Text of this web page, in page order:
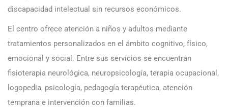
discapacidad intelectual sin recursos económicos.
El centro ofrece atención a niños y adultos mediante
tratamientos personalizados en el ámbito cognitivo, físico,
emocional y social. Entre sus servicios se encuentran
fisioterapia neurológica, neuropsicología, terapia ocupacional,
logopedia, psicología, pedagogía terapéutica, atención
temprana e intervención con familias.